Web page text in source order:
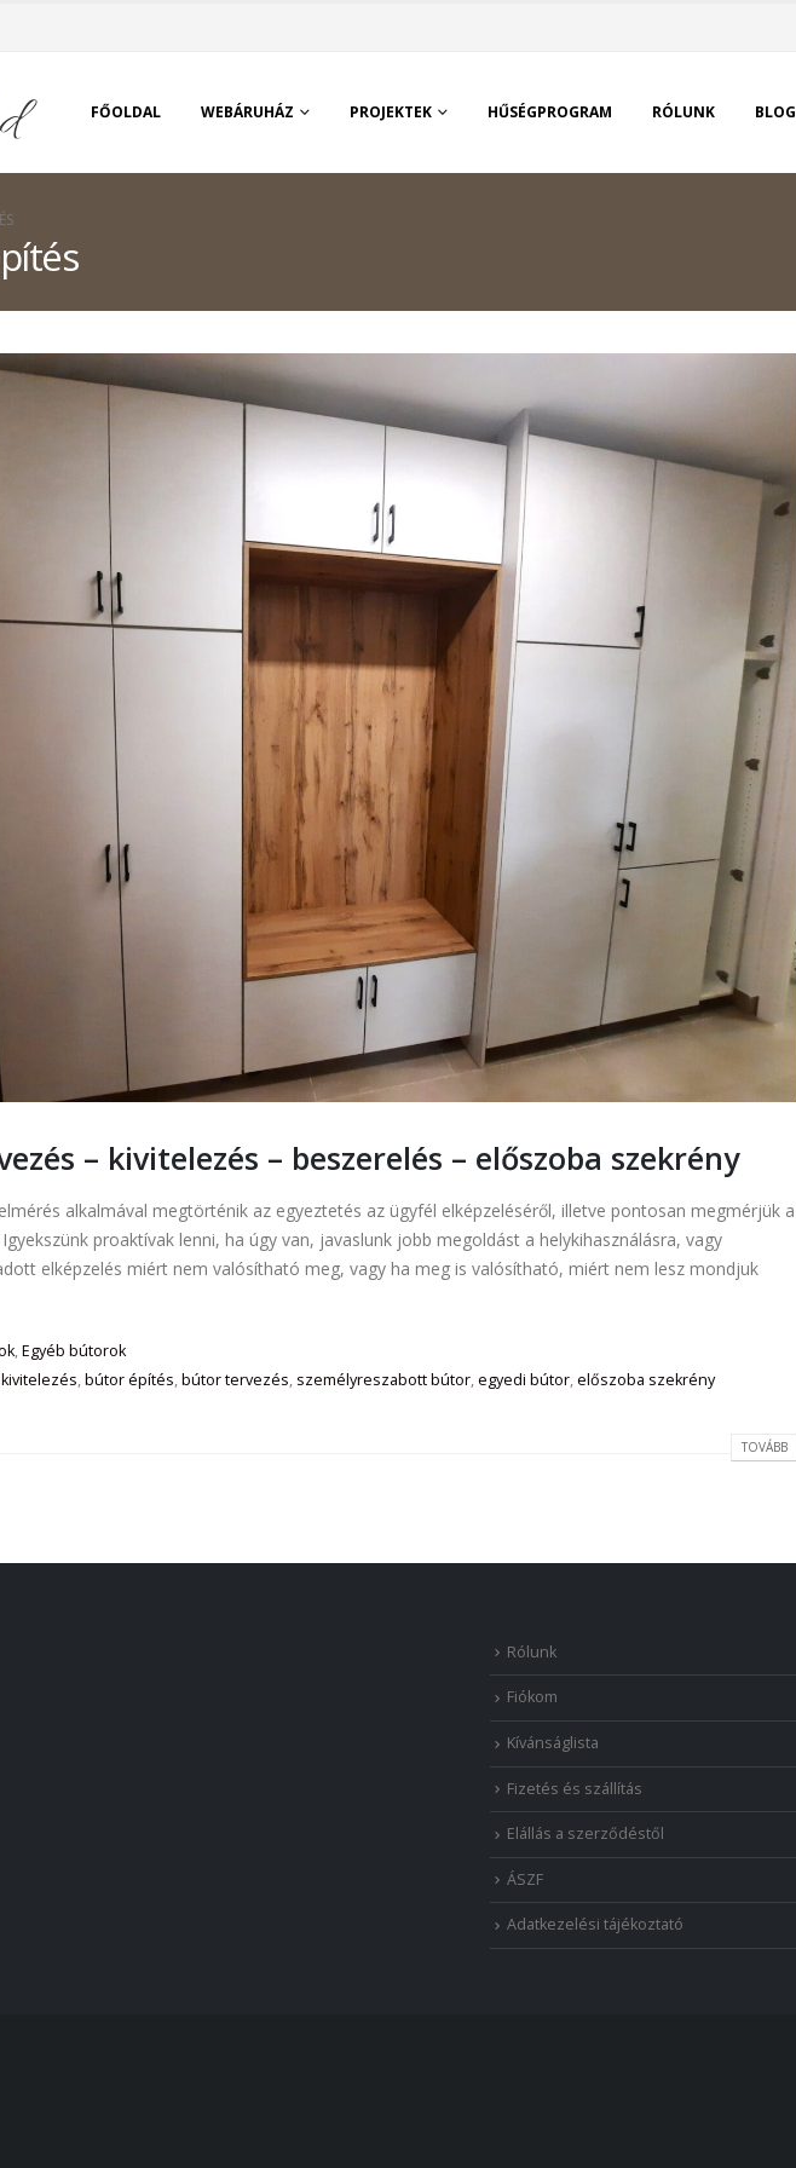
FŐOLDAL WEBÁRUHÁZ PROJEKTEK HŰSÉGPROGRAM RÓLUNK BLOG
– kivitelezés – beszerelés – előszoba szekrény
alkalmával megtörténik az egyeztetés az ügyfél elképzeléséről, illetve pontosan megmérjük a
proaktívak lenni, ha úgy van, javaslunk jobb megoldást a helykihasználásra, vagy
elképzelés miért nem valósítható meg, vagy ha meg is valósítható, miért nem lesz mondjuk
,Egyéb bútorok
,bútor építés,bútor tervezés, személyreszabott bútor,egyedi bútor,előszoba szekrény
TOVÁBB
Rólunk
Fiókom
Kívánságlista
Fizetés és szállítás
Elállás a szerződéstől
ÁSZF
Adatkezelési tájékoztató